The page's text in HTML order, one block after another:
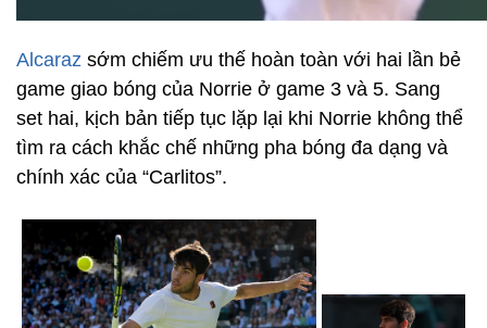
Alcaraz sớm chiếm ưu thế hoàn toàn với hai lần bẻ
game giao bóng của Norrie ở game 3 và 5. Sang
set hai, kịch bản tiếp tục lặp lại khi Norrie không thể
tìm ra cách khắc chế những pha bóng đa dạng và
chính xác của “Carlitos”.